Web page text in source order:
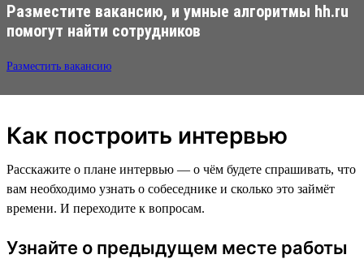
Разместите вакансию, и умные алгоритмы hh.ru
помогут найти сотрудников
Разместить вакансию
Как построить интервью
Расскажите о плане интервью — о чём будете спрашивать, что
вам необходимо узнать о собеседнике и сколько это займёт
времени. И переходите к вопросам.
Узнайте о предыдущем месте работы